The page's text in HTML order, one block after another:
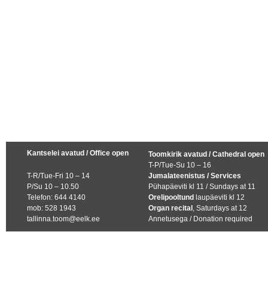
Kantselei avatud / Office open
T-R/Tue-Fri 10 – 14
P/Su 10 – 10.50
Telefon: 644 4140
mob: 528 1943
tallinna.toom@eelk.ee
Toomkirik avatud / Cathedral open
T-P/Tue-Su 10 – 16
Jumalateenistus / Services
Pühapäeviti kl 11 / Sundays at 11
Orelipooltund laupäeviti kl 12
Organ recital , Saturdays at 12
Annetusega / Donation required